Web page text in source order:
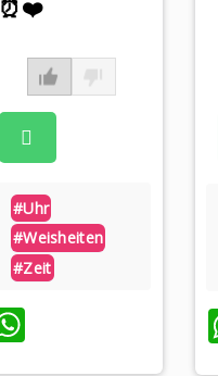
⏰❤️
#uhr
#weisheiten
#zeit
WhatsApp